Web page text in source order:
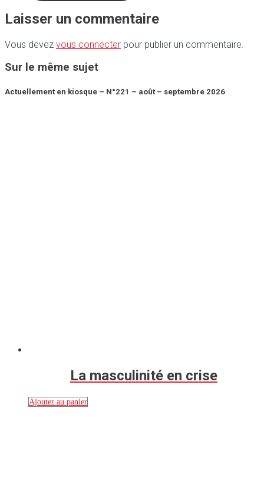
Laisser un commentaire
Vous devez vous connecter pour publier un commentaire.
Sur le même sujet
Actuellement en kiosque – N°221 – août – septembre 2026
La masculinité en crise
Ajouter au panier